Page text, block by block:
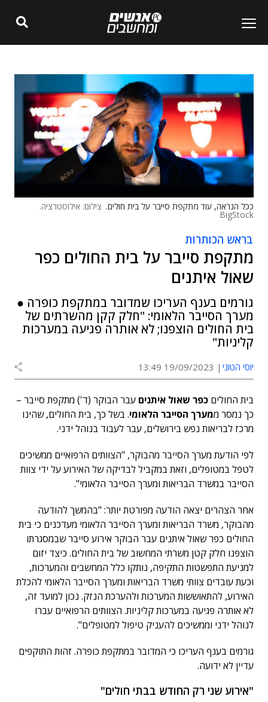
ככל הנראה, עוד מתקפת סייבר על בית חולים. צילום: אילוסטרציה.
BigStock
בראש הכותרות
מתקפת סייבר על בית החולים כפר
שאול איתנים
גורמים בענף העריכו שמדובר במתקפת כופרה ●
מערך הסייבר הלאומי: "חלק קקן מהשרתים של
בית החולים הוצפנו; לא אותרה פגיעה במערכות
קליניות"
יוסי הטוני 19/09/2023 13:49
בית החולים כפר שאול איתנים עבר הבוקר (ד') מתקפת סייבר –
כך נמסר ממערך הסייבר הלאומי. בשל כך, בית החולים, שהינו
מרכז לבריאות נפש בירושלים, עבר לעבוד בנוהל ידני.
לפי הודעת מערך הסייבר מהבוקר, "הצוותים הרפואיים ממשיכים
לטפל במטופלים, וזאת במקביל לבדיקה של האירוע על ידי צוות
הסייבר במשרד הבריאות ומערך הסייבר הלאומי".
אחר הצהרים יצאה הודעה מפורטת יותר: "בהמשך להודעה
מהבוקר, משרד הבריאות ומערך הסייבר הלאומי מעדכנים כי בית
החולים כפר שאול איתנים עבר הבוקר אירוע סייבר שבמסגרתו
הוצפנו חלק קטן משרתי המחשוב של בית החולים. כיצד יזום
למניעת התפשטות התקיפה, נותקו כלל המחשבים והמערכות,
וכעת עובדים צוותי משרד הבריאות ומערך הסייבר הלאומי להכלת
האירוע, להתאוששות המערכות ולהערכת הנזק. נכון למועד זה,
לא אותרה פגיעה במערכות קליניות. הצוותים הרפואיים עברו
לנוהל ידני וממשיכים להעניק טיפול למטופלים".
גורמים בענף העריכו כי המדובר במתקפת כופרה. זהות התוקפים
עדיין לא ידועה.
"אירוע שני רק החודש בבתי חולים"